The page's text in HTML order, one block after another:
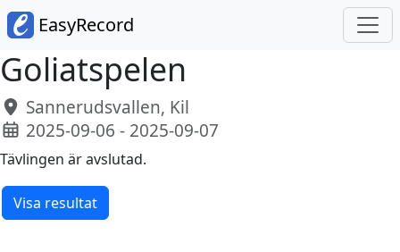
EasyRecord
Goliatspelen
Sannerudsvallen, Kil
2025-09-06 - 2025-09-07
Tävlingen är avslutad.
Visa resultat